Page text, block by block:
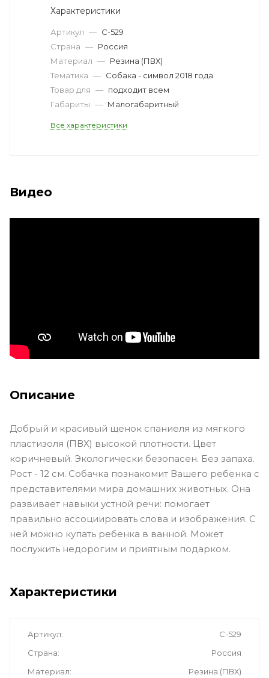
Характеристики
Артикул — С-529
Страна — Россия
Материал — Резина (ПВХ)
Тематика — Собака - символ 2018 года
Товар для — подходит всем
Габариты — Малогабаритный
Все характеристики
Видео
Описание
Добрый и красивый щенок спаниеля из мягкого
пластизоля (ПВХ) высокой плотности. Цвет
коричневый. Экологически безопасен. Без запаха.
Рост - 12 см. Собачка познакомит Вашего ребенка с
представителями мира домашних животных. Она
развивает навыки устной речи: помогает
правильно ассоциировать слова и изображения. С
ней можно купать ребенка в ванной. Может
послужить недорогим и приятным подарком.
Характеристики
Артикул
С-529
Страна
Россия
Материал
Резина (ПВХ)